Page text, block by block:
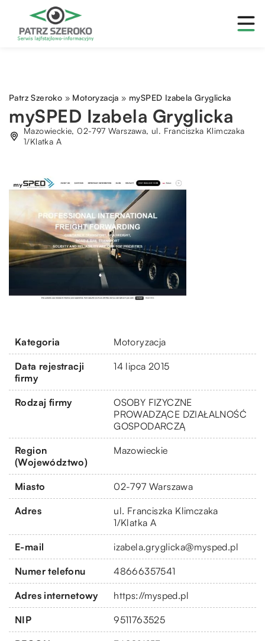
Patrz Szeroko » Motoryzacja » mySPED Izabela Gryglicka
mySPED Izabela Gryglicka
Mazowieckie, 02-797 Warszawa, ul. Franciszka Klimczaka
1/Klatka A
Kategoria Motoryzacja
Data rejestracji
firmy
14 lipca 2015
Rodzaj firmy
OSOBY FIZYCZNE
PROWADZĄCE DZIAŁALNOŚĆ
GOSPODARCZĄ
Region
(Województwo)
Mazowieckie
Miasto 02-797 Warszawa
Adres
ul. Franciszka Klimczaka
1/Klatka A
E-mail izabela.gryglicka@mysped.pl
Numer telefonu 48666357541
Adres internetowy https://mysped.pl
NIP 9511763525